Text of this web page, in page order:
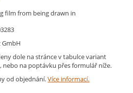
film from being drawn in
GmbH
dole na stránce v tabulce variant
nebo na poptávku přes formulář níže.
od objednání.Více informací.